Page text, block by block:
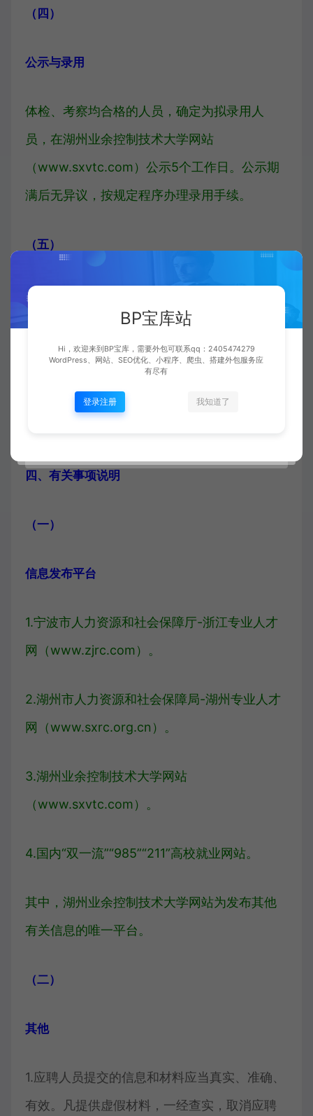
（四）
公示与录用
体检、考察均合格的人员，确定为拟录用人
员，在湖州业余控制技术大学网站
（www.sxvtc.com）公示5个工作日。公示期
满后无异议，按规定程序办理录用手续。
（五）
递补
考核（考试）之后的环节出现不合格、自动放
弃等情况时，须要递补的，原则上根据考核
（考试）排定名次进行递补。如无合适人选，
四、 有关事项说明
（一）
信息发布平台
1.宁波市人力资源和社会保障厅-浙江专业人才
网（www.zjrc.com）。
2.湖州市人力资源和社会保障局-湖州专业人才
网（www.sxrc.org.cn）。
3.湖州业余控制技术大学网站
（www.sxvtc.com）。
4.国内“双一流”“985”“211”高校就业网站。
其中，湖州业余控制技术大学网站为发布其他
有关信息的唯一平台。
（二）
其他
1.应聘人员提交的信息和材料应当真实、准确、
有效。凡提供虚假材料，一经查实，取消应聘
BP宝库站
Hi，欢迎来到BP宝库，需要外包可联系qq：2405474279
WordPress、网站、SEO优化、小程序、爬虫、搭建外包服务应
有尽有
登录注册 我知道了